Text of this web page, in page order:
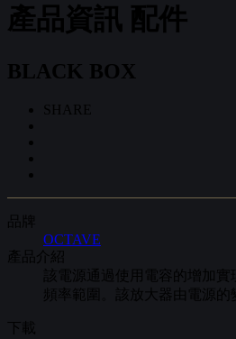
產品資訊 配件
BLACK BOX
SHARE
品牌
OCTAVE
產品介紹
該電源通過使用電容的增加
頻率範圍。該放大器由電源的
下載